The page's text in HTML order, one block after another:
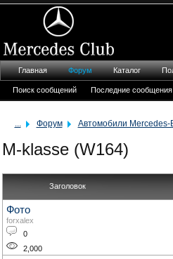
... Форум Автомобили Mercedes-
M-klasse (W164)
Заголовок
Фото
forxalex
0
2,000
Главная Форум
Поиск сообщений Последние сообщения
Каталог